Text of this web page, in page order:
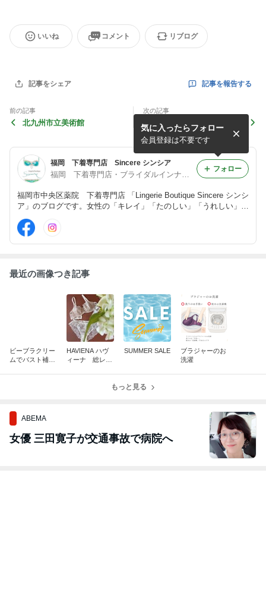
いいね コメント リブログ
記事をシェア 記事を報告する
前の記事
北九州市立美術館
次の記事
福岡 下着専門店 Sincere シンシア
福岡市中央区薬院 下着専門店 「Lingerie Boutique Sincere シンシ
ア」のブログです。女性の「キレイ」「たのしい」「うれしい」を
Lingerieをとおして、おてつだいします。
気に入ったらフォロー
会員登録は不要です
フォロー
最近の画像つき記事
ビーブラクリー
ムでバスト補正
HAVIENA ハヴ
ィーナ 総レー
SUMMER SALE
ブラジャーのお
洗濯
もっと見る
ABEMA
女優 三田寛子が交通事故で病院へ